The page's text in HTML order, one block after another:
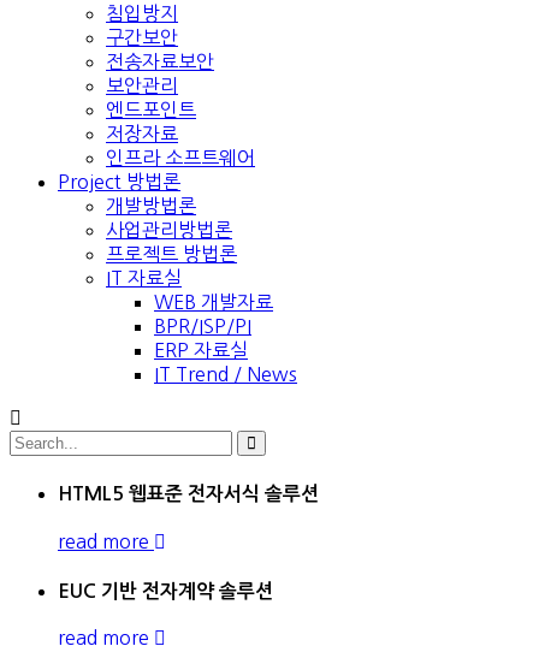
침입방지
구간보안
전송자료보안
보안관리
엔드포인트
저장자료
인프라 소프트웨어
Project 방법론
개발방법론
사업관리방법론
프로젝트 방법론
IT 자료실
WEB 개발자료
BPR/ISP/PI
ERP 자료실
IT Trend / News
HTML5 웹표준 전자서식 솔루션
read more
EUC 기반 전자계약 솔루션
read more